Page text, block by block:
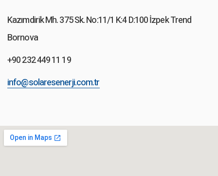
Kazımdirik Mh. 375 Sk. No:11/1 K:4 D:100 İzpek Trend
Bornova
+90 232 449 11 19
info@solaresenerji.com.tr